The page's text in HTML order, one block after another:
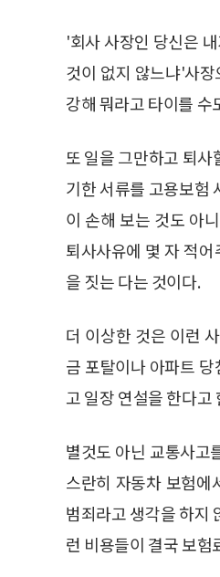
'회사 사장인 당신은
것이 없지 않느냐'사
강해 뭐라고 타이를 수
또 일을 그만하고 퇴
기한 서류를 고용보험
이 손해 보는 것도 아
퇴사사유에 몇 자 적
을 짓는 다는 것이다.
더 이상한 것은 이런
금 포탈이나 아파트
고 일장 연설을 한다고
별것도 아닌 교통사고
스란히 자동차 보험에
범죄라고 생각을 하지
런 비용들이 결국 보